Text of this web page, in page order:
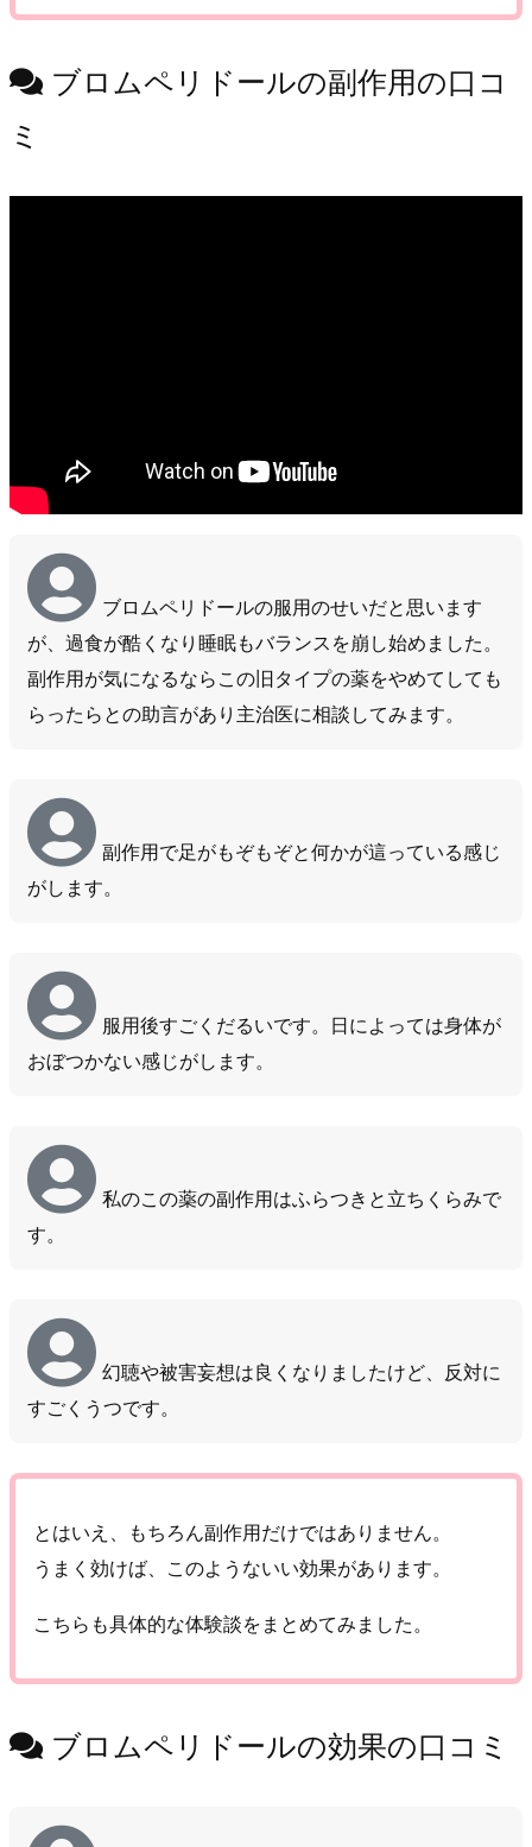
ブロムペリドールの副作用の口コ
ミ
ブロムペリドールの服用のせいだと思います
が、過食が酷くなり睡眠もバランスを崩し始めました。
副作用が気になるならこの旧タイプの薬をやめてしても
らったらとの助言があり主治医に相談してみます。
副作用で足がもぞもぞと何かが這っている感じ
がします。
服用後すごくだるいです。日によっては身体が
おぼつかない感じがします。
私のこの薬の副作用はふらつきと立ちくらみで
す。
幻聴や被害妄想は良くなりましたけど、反対に
すごくうつです。
とはいえ、もちろん副作用だけではありません。
うまく効けば、このようないい効果があります。
こちらも具体的な体験談をまとめてみました。
ブロムペリドールの効果の口コミ